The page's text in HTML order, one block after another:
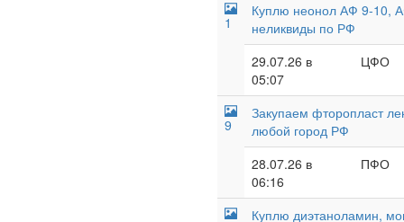
1
Куплю неонол АФ 9-10,
неликвиды по РФ
29.07.26 в
05:07
ЦФО
9
Закупаем фторопласт
любой город РФ
28.07.26 в
06:16
ПФО
Куплю диэтаноламин,